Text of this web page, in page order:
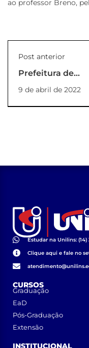
ao professor Breno,
Post anterior
Prefeitura de
Guarantã recebe
equipe da
9 de abril de 2022
Estudar na Unilins: (14)
Clique aqui e fale no
CURSOS
Graduação
EaD
Pós-Graduação
Extensão
INSTITUCIONAL